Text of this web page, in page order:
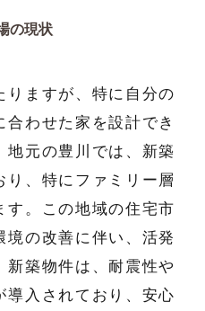
の現状
ますが、特に自分の
わせた家を設計でき
地元の豊川では、新築
、特にファミリー層
。この地域の住宅市
の改善に伴い、活発
築物件は、耐震性や
入されており、安心